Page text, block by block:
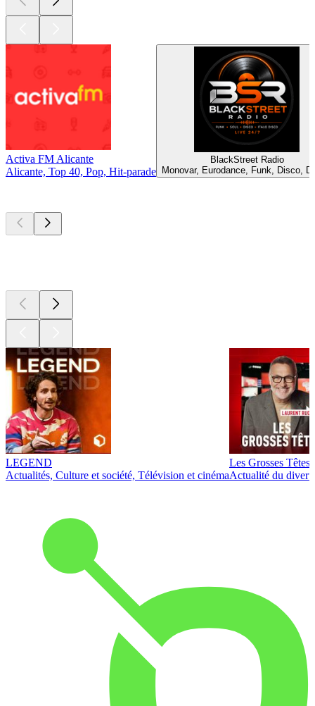
Activa FM Alicante
Alicante, Top 40, Pop, Hit-parade
BlackStreet Radio
Monovar, Eurodance, Funk, Disco,
LEGEND
Actualités, Culture et société, Télévision et cinéma
Les Grosses Têtes
Actualité du